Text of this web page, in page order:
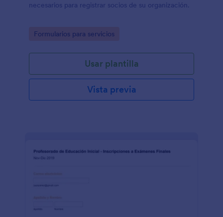
necesarios para registrar socios de su organización.
Go to Category:
Formularios para servicios
Usar plantilla
Vista previa